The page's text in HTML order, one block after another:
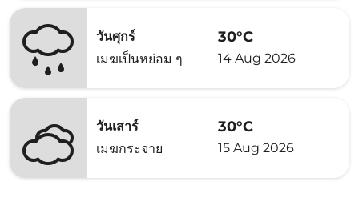
วันศุกร์
เมฆเป็นหย่อม ๆ
30°C
14 Aug 2026
วันเสาร์
เมฆกระจาย
30°C
15 Aug 2026